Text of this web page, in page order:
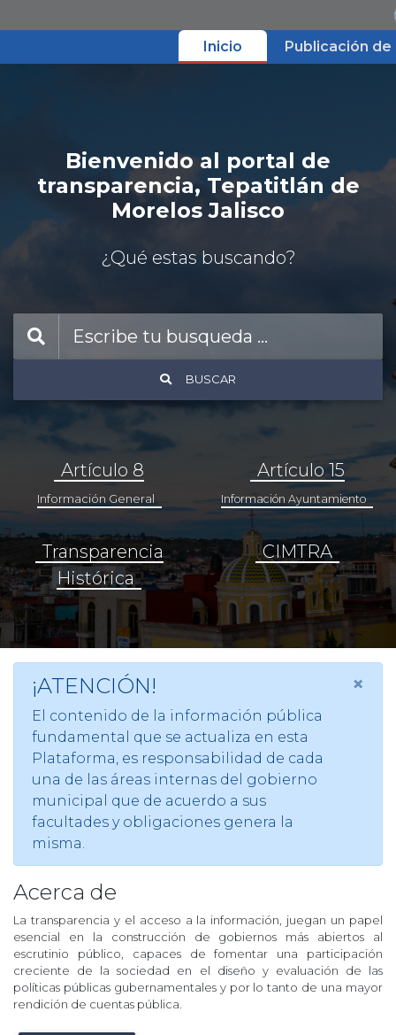
Inicio Publicación
Publicación de la información
fundamental
Otros enlaces
Bienvenido al portal de
transparencia, Tepatitlán de
Morelos Jalisco
¿Qué estas buscando?
BUSCAR
Artículo 8
Información General
Artículo 15
Información Ayuntamiento
Transparencia
Histórica
CIMTRA
¡ATENCIÓN!
El contenido de la información pública
fundamental que se actualiza en esta
Plataforma, es responsabilidad de cada
una de las áreas internas del gobierno
municipal que de acuerdo a sus
facultades y obligaciones genera la
misma.
×
Acerca de
La transparencia y el acceso a la información, juegan un papel
esencial en la construcción de gobiernos más abiertos al
escrutinio público, capaces de fomentar una participación
creciente de la sociedad en el diseño y evaluación de las
políticas públicas gubernamentales y por lo tanto de una mayor
rendición de cuentas pública.